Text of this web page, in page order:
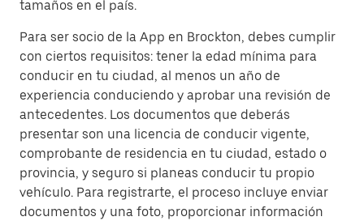
tamaños en el país.
Para ser socio de la App en Brockton, debes cumplir
con ciertos requisitos: tener la edad mínima para
conducir en tu ciudad, al menos un año de
experiencia conduciendo y aprobar una revisión de
antecedentes. Los documentos que deberás
presentar son una licencia de conducir vigente,
comprobante de residencia en tu ciudad, estado o
provincia, y seguro si planeas conducir tu propio
vehículo. Para registrarte, el proceso incluye enviar
documentos y una foto, proporcionar información